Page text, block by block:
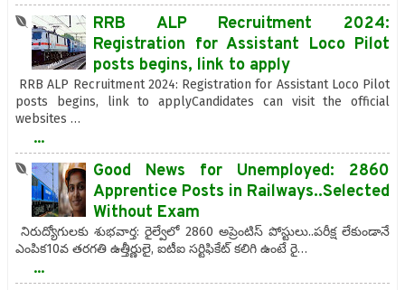
RRB ALP Recruitment 2024:
Registration for Assistant Loco Pilot
posts begins, link to apply
RRB ALP Recruitment 2024: Registration for Assistant Loco Pilot
posts begins, link to applyCandidates can visit the official
websites …
...
Good News for Unemployed: 2860
Apprentice Posts in Railways..Selected
Without Exam
నిరుద్యోగులకు శుభవార్త: రైల్వేలో 2860 అప్రెంటిస్ పోస్టులు..పరీక్ష లేకుండానే
ఎంపిక10వ తరగతి ఉత్తీర్ణులై, ఐటీఐ సర్టిఫికేట్ కలిగి ఉంటే రై…
...